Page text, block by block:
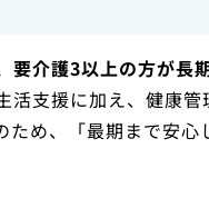
要介護3以上の方が長
活支援に加え、健康
ため、「最期まで安